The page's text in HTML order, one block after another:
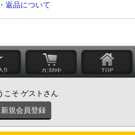
返品について
こそ ゲストさん
新規会員登録